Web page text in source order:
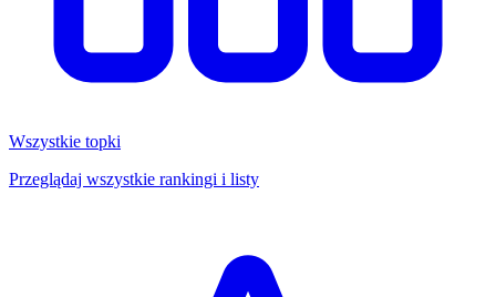
Wszystkie topki
Przeglądaj wszystkie rankingi i listy